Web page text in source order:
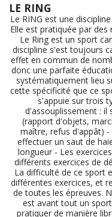
LE RING
Le RING est une
Elle est pratiquée par
Le Ring est un sport
discipline s'est toujours
effet en commun de
donc une parfaite
systématiquement lieu
cette spécificité que ce
s'appuie sur trois
d'assouplissement : il
(rapport d'objets,
maître, refus d'appât) -
effectuer un saut de
longueur - Les
différents exercices de
La difficulté de ce sport
différentes exercices, et
de toutes les épreuves.
est avant tout un
pratiquer de manière